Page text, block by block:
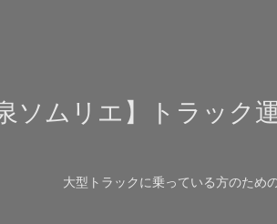
泉ソムリエ】トラック
大型トラックに乗っている方のため